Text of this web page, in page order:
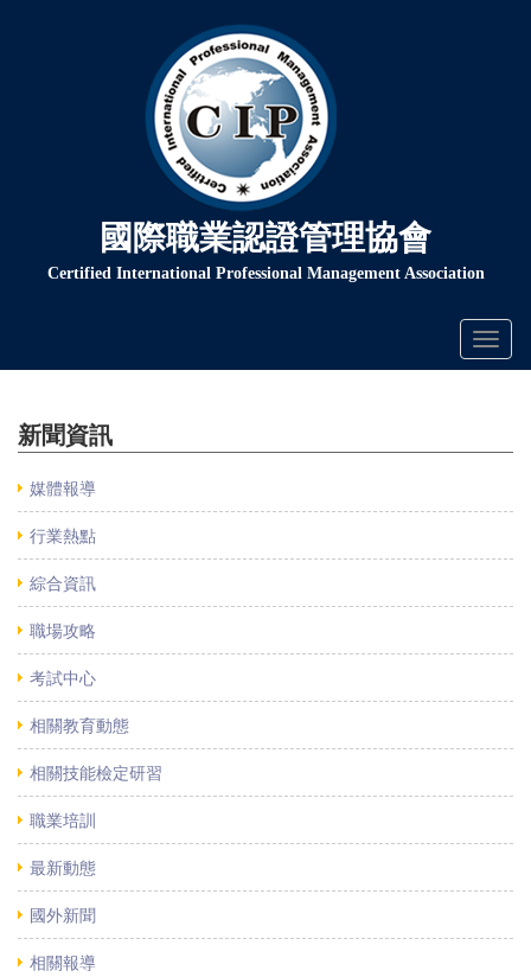
國際職業認證管理協會
Certified International Professional Management Association
新聞資訊
媒體報導
行業熱點
綜合資訊
職場攻略
考試中心
相關教育動態
相關技能檢定研習
職業培訓
最新動態
國外新聞
相關報導